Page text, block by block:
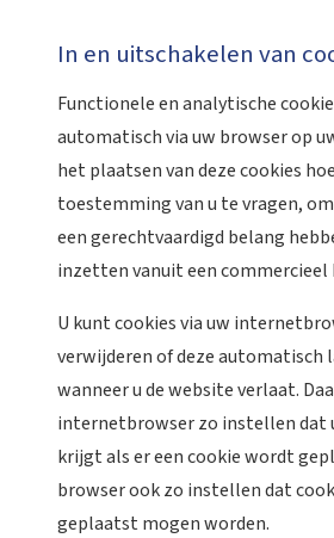
In en uitschakelen van
Functionele en analytische
automatisch via uw browser op
het plaatsen van deze cookies
toestemming van u te vragen,
een gerechtvaardigd belang
inzetten vanuit een commercieel
U kunt cookies via uw
verwijderen of deze automatisch
wanneer u de website verlaat.
internetbrowser zo instellen dat
krijgt als er een cookie wordt
browser ook zo instellen dat
geplaatst mogen worden.